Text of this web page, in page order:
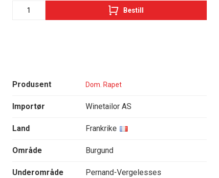
Produsent Dom. Rapet
Importør Winetailor AS
Land Frankrike
Område Burgund
Underområde Pernand-Vergelesses
Bestill